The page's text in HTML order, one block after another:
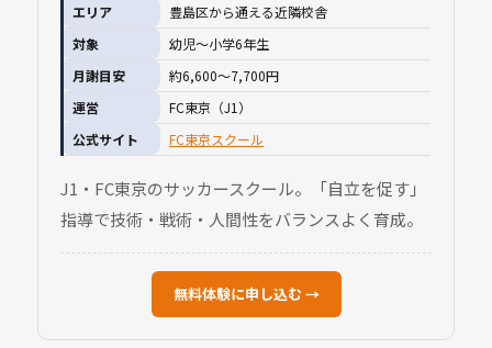
エリア
豊島区から通える近隣校舎
対象
幼児〜小学6年生
月謝目安
約6,600〜7,700円
運営
FC東京（J1）
公式サイト
FC東京スクール
J1・FC東京のサッカースクール。「自立を促す」
指導で技術・戦術・人間性をバランスよく育成。
無料体験に申し込む →